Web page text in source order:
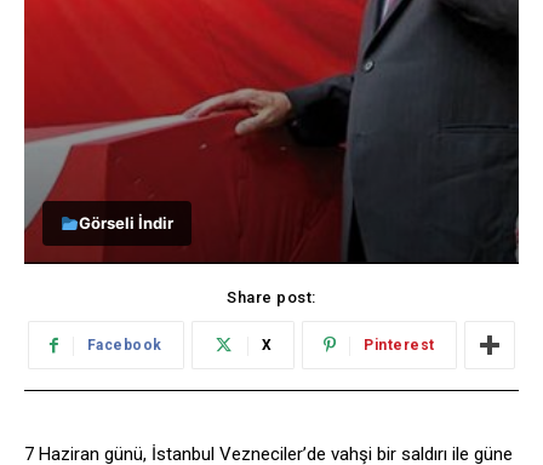
Görseli İndir
Share post:
Facebook X Pinterest
7 Haziran günü, İstanbul Vezneciler’de vahşi bir saldırı ile güne